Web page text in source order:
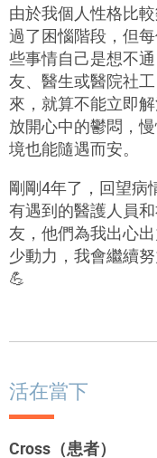
由於我個人性格比
過了困惱階段，但
些事情自己是想不
友、醫生或醫院社
來，就算不能立即
放開心中的鬱悶，
境也能隨遇而安。
剛剛4年了，回望病
有遇到的醫護人員
友，他們為我出心
少動力，我會繼續
💪
活在當下
Cross（患者）